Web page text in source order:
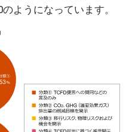
ようになっています。